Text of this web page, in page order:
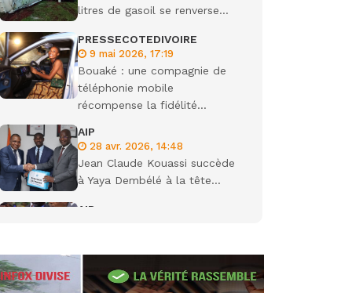
litres de gasoil se renverse...
PRESSECOTEDIVOIRE
9 mai 2026, 17:19
Bouaké : une compagnie de
téléphonie mobile
récompense la fidélité...
AIP
28 avr. 2026, 14:48
Jean Claude Kouassi succède
à Yaya Dembélé à la tête...
AIP
Sadio Camara tué lors
d’attaques...